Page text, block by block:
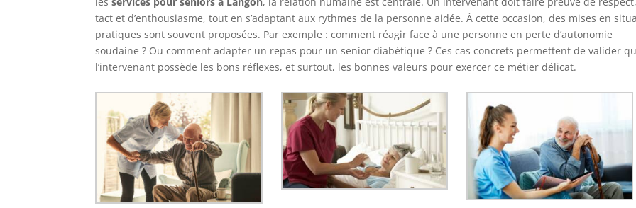
tact et d’enthousiasme, tout en s’adaptant aux rythmes de la personne aidée. À cette occasion, des mises en
pratiques sont souvent proposées. Par exemple : comment réagir face à une personne en perte d’autonomie
soudaine ? Ou comment adapter un repas pour un senior diabétique ? Ces cas concrets permettent de valider
l’intervenant possède les bons réflexes, et surtout, les bonnes valeurs pour exercer ce métier délicat.